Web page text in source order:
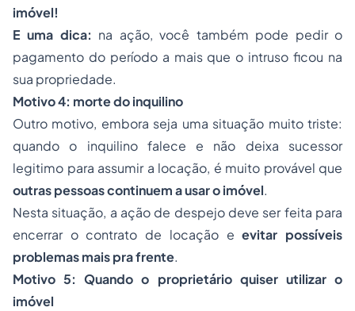
imóvel!
E uma dica: na ação, você também pode pedir o
pagamento do período a mais que o intruso ficou na
sua propriedade.
Motivo 4: morte do inquilino
Outro motivo, embora seja uma situação muito triste:
quando o inquilino falece e não deixa sucessor
legitimo para assumir a locação, é muito provável que
outras pessoas continuem a usar o imóvel.
Nesta situação, a ação de despejo deve ser feita para
encerrar o contrato de locação eevitar possíveis
problemas mais pra frente.
Motivo 5: Quando o proprietário quiser utilizar o
imóvel